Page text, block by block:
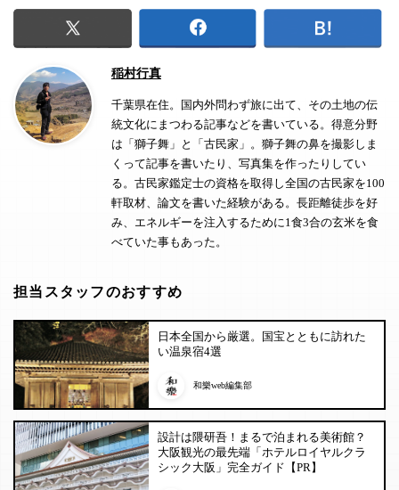
稲村行真
千葉県在住。国内外問わず旅に出て、その土地の伝
統文化にまつわる記事などを書いている。得意分野
は「獅子舞」と「古民家」。獅子舞の鼻を撮影しま
くって記事を書いたり、写真集を作ったりしてい
る。古民家鑑定士の資格を取得し全国の古民家を100
軒取材、論文を書いた経験がある。長距離徒歩を好
み、エネルギーを注入するために1食3合の玄米を食
べていた事もあった。
担当スタッフのおすすめ
日本全国から厳選。国宝とともに訪れた
い温泉宿4選
和樂web編集部
設計は隈研吾！まるで泊まれる美術館？
大阪観光の最先端「ホテルロイヤルクラ
シック大阪」完全ガイド【PR】